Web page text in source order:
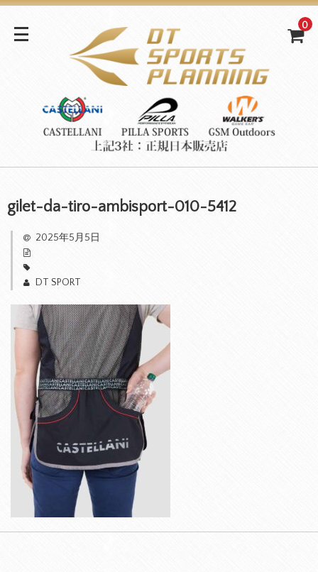
0
gilet-da-tiro-ambisport-010-5412
2025年5月5日
DT SPORT